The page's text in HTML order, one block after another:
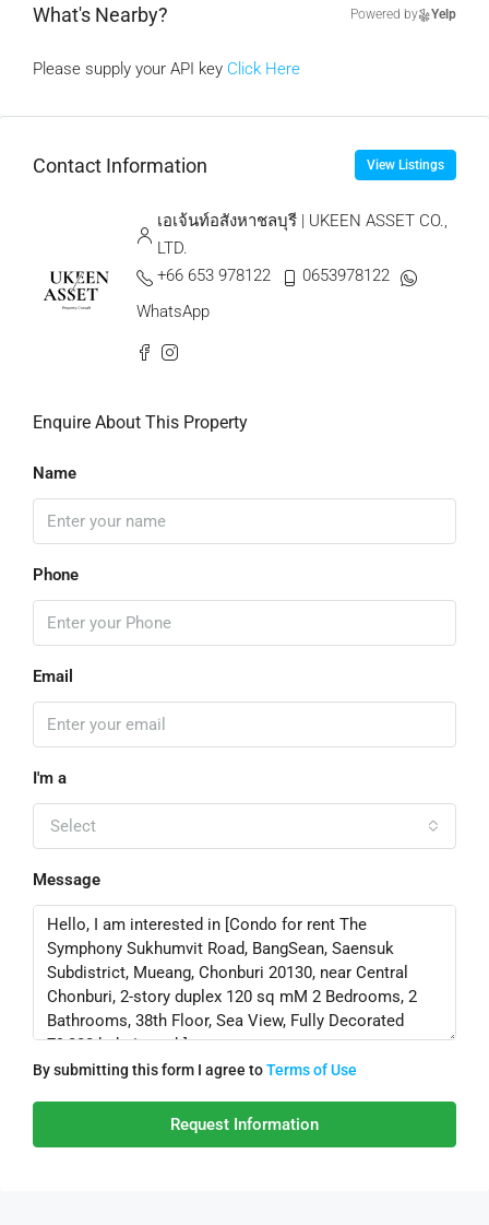
What's Nearby? Powered by Yelp
Please supply your API key Click Here
Contact Information View Listings
เอเจ้นท์อสังหาชลบุรี | UKEEN ASSET CO.,
LTD.
+66 653 978122
0653978122
WhatsApp
Enquire About This Property
Name
Phone
Email
I'm a
Select
Message
By submitting this form I agree toTerms of Use
Request Information